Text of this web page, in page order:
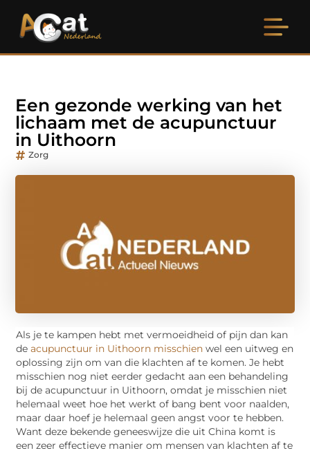
Een gezonde werking van het
lichaam met de acupunctuur
in Uithoorn
Zorg
Als je te kampen hebt met vermoeidheid of pijn dan kan
deacupunctuur in Uithoorn misschien wel een uitweg en
oplossing zijn om van die klachten af te komen. Je hebt
misschien nog niet eerder gedacht aan een behandeling
bij de acupunctuur in Uithoorn, omdat je misschien niet
helemaal weet hoe het werkt of bang bent voor naalden,
maar daar hoef je helemaal geen angst voor te hebben.
Want deze bekende geneeswijze die uit China komt is
een zeer effectieve manier om mensen van klachten af te